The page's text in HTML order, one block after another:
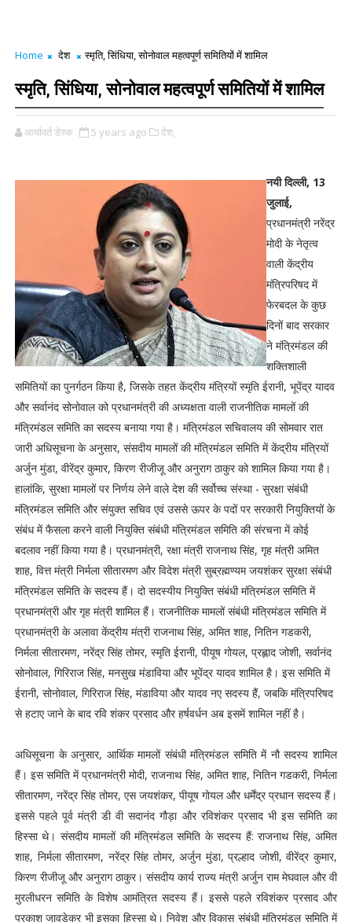
Home देश स्मृति, सिंधिया, सोनोवाल महत्वपूर्ण समितियों में शामिल
स्मृति, सिंधिया, सोनोवाल महत्वपूर्ण समितियों में शामिल
आर्यावर्त डेस्क 5 years ago देश,
नयी दिल्ली, 13
जुलाई,
प्रधानमंत्री नरेंद्र
मोदी के नेतृत्व
वाली केंद्रीय
मंत्रिपरिषद में
फेरबदल के कुछ
दिनों बाद सरकार
ने मंत्रिमंडल की
शक्तिशाली
समितियों का पुनर्गठन किया है, जिसके तहत केंद्रीय मंत्रियों स्मृति ईरानी, भूपेंद्र यादव
और सर्वानंद सोनोवाल को प्रधानमंत्री की अध्यक्षता वाली राजनीतिक मामलों की
मंत्रिमंडल समिति का सदस्य बनाया गया है। मंत्रिमंडल सचिवालय की सोमवार रात
जारी अधिसूचना के अनुसार, संसदीय मामलों की मंत्रिमंडल समिति में केंद्रीय मंत्रियों
अर्जुन मुंडा, वीरेंद्र कुमार, किरण रीजीजू और अनुराग ठाकुर को शामिल किया गया है।
हालांकि, सुरक्षा मामलों पर निर्णय लेने वाले देश की सर्वोच्च संस्था - सुरक्षा संबंधी
मंत्रिमंडल समिति और संयुक्त सचिव एवं उससे ऊपर के पदों पर सरकारी नियुक्तियों के
संबंध में फैसला करने वाली नियुक्ति संबंधी मंत्रिमंडल समिति की संरचना में कोई
बदलाव नहीं किया गया है। प्रधानमंत्री, रक्षा मंत्री राजनाथ सिंह, गृह मंत्री अमित
शाह, वित्त मंत्री निर्मला सीतारमण और विदेश मंत्री सुब्रह्मण्यम जयशंकर सुरक्षा संबंधी
मंत्रिमंडल समिति के सदस्य हैं। दो सदस्यीय नियुक्ति संबंधी मंत्रिमंडल समिति में
प्रधानमंत्री और गृह मंत्री शामिल हैं। राजनीतिक मामलों संबंधी मंत्रिमंडल समिति में
प्रधानमंत्री के अलावा केंद्रीय मंत्री राजनाथ सिंह, अमित शाह, नितिन गडकरी,
निर्मला सीतारमण, नरेंद्र सिंह तोमर, स्मृति ईरानी, पीयूष गोयल, प्रह्लाद जोशी, सर्वानंद
सोनोवाल, गिरिराज सिंह, मनसुख मंडाविया और भूपेंद्र यादव शामिल है। इस समिति में
ईरानी, सोनोवाल, गिरिराज सिंह, मंडाविया और यादव नए सदस्य हैं, जबकि मंत्रिपरिषद
से हटाए जाने के बाद रवि शंकर प्रसाद और हर्षवर्धन अब इसमें शामिल नहीं है।
अधिसूचना के अनुसार, आर्थिक मामलों संबंधी मंत्रिमंडल समिति में नौ सदस्य शामिल
हैं। इस समिति में प्रधानमंत्री मोदी, राजनाथ सिंह, अमित शाह, नितिन गडकरी, निर्मला
सीतारमण, नरेंद्र सिंह तोमर, एस जयशंकर, पीयूष गोयल और धर्मेंद्र प्रधान सदस्य हैं।
इससे पहले पूर्व मंत्री डी वी सदानंद गौड़ा और रविशंकर प्रसाद भी इस समिति का
हिस्सा थे। संसदीय मामलों की मंत्रिमंडल समिति के सदस्य हैं: राजनाथ सिंह, अमित
शाह, निर्मला सीतारमण, नरेंद्र सिंह तोमर, अर्जुन मुंडा, प्रल्हाद जोशी, वीरेंद्र कुमार,
किरण रीजीजू और अनुराग ठाकुर। संसदीय कार्य राज्य मंत्री अर्जुन राम मेघवाल और वी
मुरलीधरन समिति के विशेष आमंत्रित सदस्य हैं। इससे पहले रविशंकर प्रसाद और
प्रकाश जावड़ेकर भी इसका हिस्सा थे। निवेश और विकास संबंधी मंत्रिमंडल समिति में